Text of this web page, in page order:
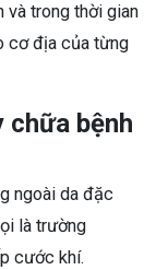
và trong thời gian
cơ địa của từng
chữa bệnh
ngoài da đặc
là trường
cước khí.